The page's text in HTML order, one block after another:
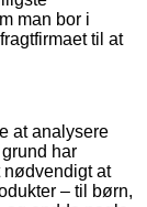
man bor i
til at
at analysere
har
nødvendigt at
– til børn,